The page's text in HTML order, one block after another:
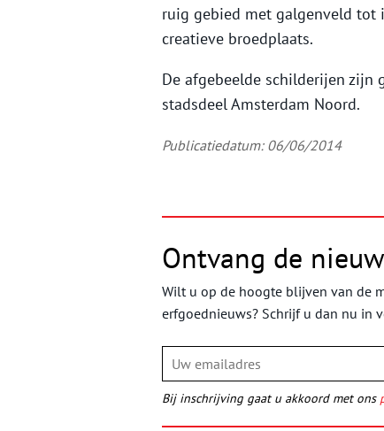
ruig gebied met galgenveld tot
creatieve broedplaats.
De afgebeelde schilderijen zijn
stadsdeel Amsterdam Noord.
Publicatiedatum: 06/06/2014
Ontvang de
Wilt u op de hoogte blijven van de
erfgoednieuws? Schrijf u dan nu in
Bij inschrijving gaat u akkoord met ons